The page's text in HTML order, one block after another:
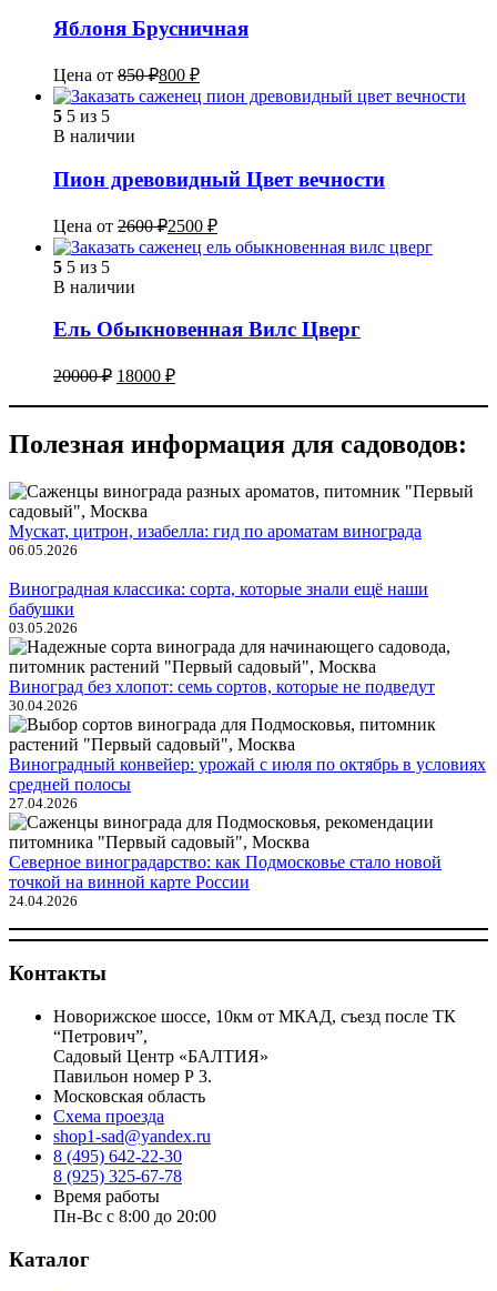
Яблоня Брусничная
Цена от 850₽800 ₽
5 5 из 5
В наличии
Пион древовидный Цвет вечности
Цена от 2600₽2500 ₽
5 5 из 5
В наличии
Ель Обыкновенная Вилс Цверг
20000₽ 18000 ₽
Полезная информация для садоводов:
Мускат, цитрон, изабелла: гид по ароматам винограда
06.05.2026
Виноградная классика: сорта, которые знали ещё наши
бабушки
03.05.2026
Виноград без хлопот: семь сортов, которые не подведут
30.04.2026
Виноградный конвейер: урожай с июля по октябрь в условиях
средней полосы
27.04.2026
Северное виноградарство: как Подмосковье стало новой
точкой на винной карте России
24.04.2026
Контакты
Новорижское шоссе, 10км от МКАД, съезд после ТК
“Петрович”,
Садовый Центр «БАЛТИЯ»
Павильон номер Р 3.
Московская область
Схема проезда
shop1-sad@yandex.ru
8 (495) 642-22-30
8 (925) 325-67-78
Время работы
Пн-Вс с 8:00 до 20:00
Каталог